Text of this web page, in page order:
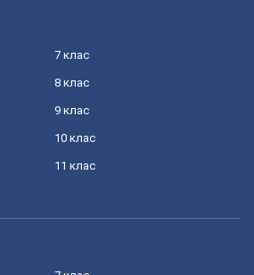
7 клас
8 клас
9 клас
10 клас
11 клас